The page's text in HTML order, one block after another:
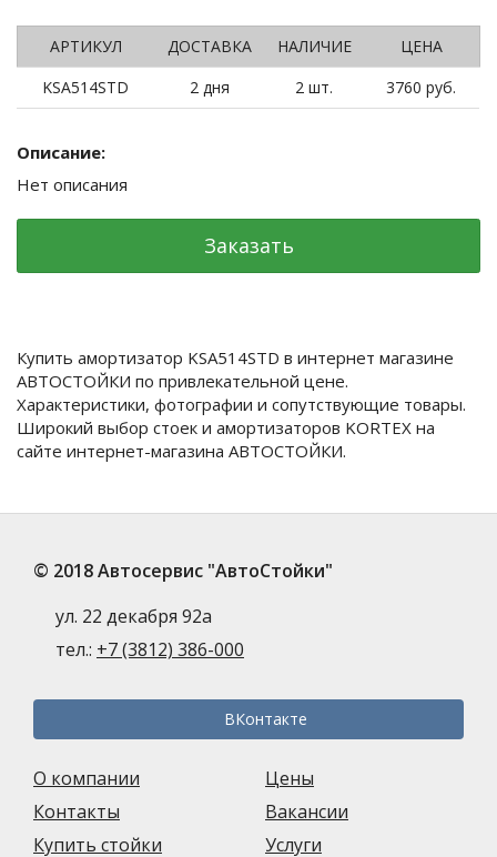
АРТИКУЛ ДОСТАВКА НАЛИЧИЕ
ЦЕНА
KSA514STD
2 дня 2 шт. 3760 руб.
Описание:
Нет описания
Заказать
Купить амортизатор KSA514STD в интернет магазине
АВТОСТОЙКИ по привлекательной цене.
Характеристики, фотографии и сопутствующие товары.
Широкий выбор стоек и амортизаторов KORTEX на
сайте интернет-магазина АВТОСТОЙКИ.
© 2018 Автосервис "АвтоСтойки"
ул. 22 декабря 92а
тел.: +7 (3812) 386-000
ВКонтакте
О компании
Контакты
Купить стойки
Цены
Вакансии
Услуги